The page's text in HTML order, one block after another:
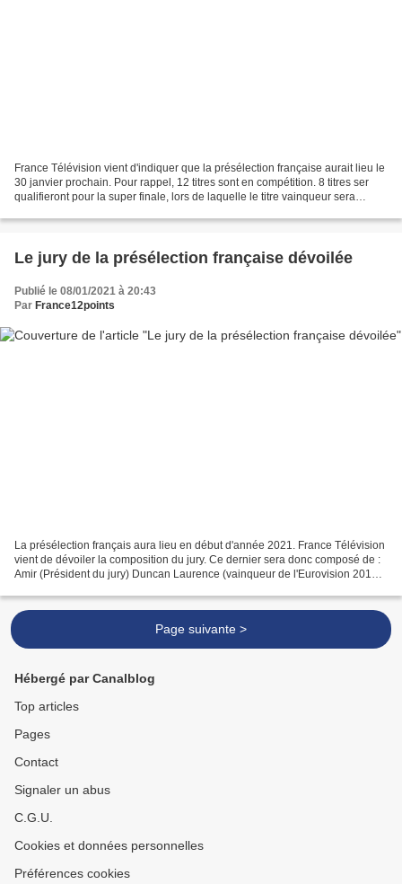
France Télévision vient d'indiquer que la présélection française aurait lieu le
30 janvier prochain. Pour rappel, 12 titres sont en compétition. 8 titres ser
qualifieront pour la super finale, lors de laquelle le titre vainqueur sera
Le jury de la présélection française dévoilée
Publié le 08/01/2021 à 20:43
Par France12points
La présélection français aura lieu en début d'année 2021. France Télévision
vient de dévoiler la composition du jury. Ce dernier sera donc composé de :
Amir (Président du jury) Duncan Laurence (vainqueur de l'Eurovision 2019
Page suivante >
Hébergé par Canalblog
Top articles
Pages
Contact
Signaler un abus
C.G.U.
Cookies et données personnelles
Préférences cookies